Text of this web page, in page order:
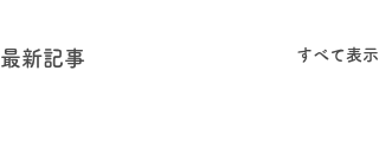
最新記事 すべて表示